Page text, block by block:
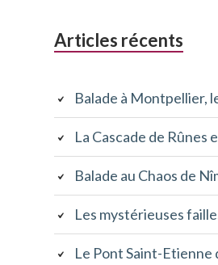
Colonne
subsidiaire
Articles récents
Balade à Montpellier,
La Cascade de Rûnes
Balade au Chaos de
Les mystérieuses
Le Pont Saint-Etienne